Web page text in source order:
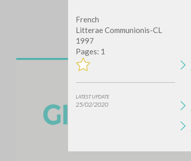
French
Litterae Communionis-CL
1997
Pages: 1
LATEST UPDATE
25/02/2020